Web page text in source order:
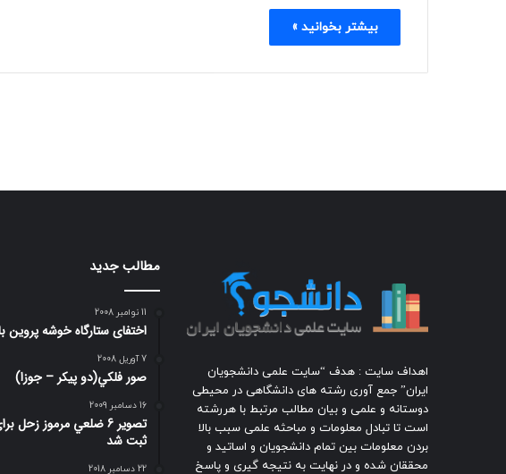
بیشتر بخوانید »
اهداف سایت : هدف “سایت علمی دانشجویان
ایران” جمع آوری رشته های دانشگاهی در محیطی
دوستانه و علمی و بیان مطالب مرتبط با هررشته
است تا تبادل معلومات و مباحثه علمی سبب بالا
بردن معلومات بین تمام دانشجویان و اساتید و
محققان شده و در نهایت به نتیجه گیری و پاسخ
مطالب جدید
11 نوامبر 2008
اختفای ستارگاه خوشه پروین
7 آوریل 2008
صور فلكي(دو پیکر – جوزا)
16 دسامبر 2009
تصوير 6 ضلعي مرموز
ثبت شد
22 دسامبر 2018